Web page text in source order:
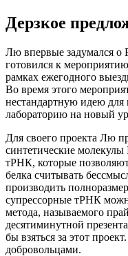
Дерзкое
Лю впервые задумался о
готовился к
рамках ежегодного
Во время этого
нестандартную идею для
лабораторию на новый
Для своего проекта Лю
синтетические
тРНК, которые
белка считывать
производить
супрессорные тРНК
метода, называемого
десятиминутной
бы взяться за этот
добровольцами.